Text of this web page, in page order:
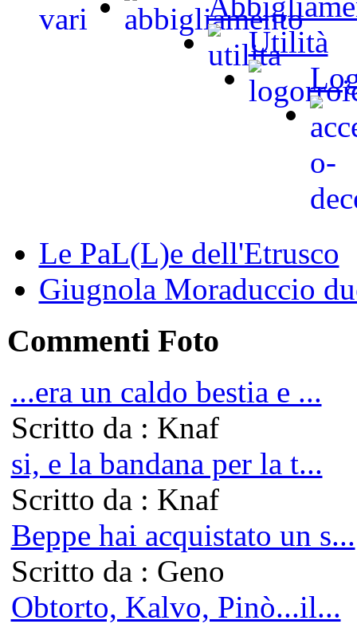
Utilità
Le PaL(L)e dell'Etrusco
Giugnola Moraduccio
Commenti Foto
...era un caldo bestia e ...
Scritto da : Knaf
si, e la bandana per la t...
Scritto da : Knaf
Beppe hai acquistato un s...
Scritto da : Geno
Obtorto, Kalvo, Pinò...il...